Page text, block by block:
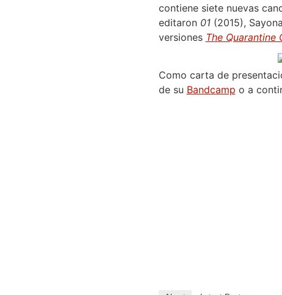
contiene siete nuevas
editaron 01(2015),
versiones The Quarantine
Como carta de
de su Bandcamp o a